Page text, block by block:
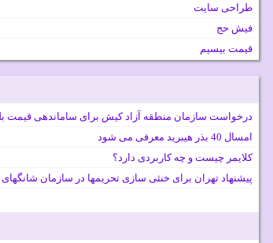
طراحی سایت
فیش حج
قیمت بیسیم
درخواست سازمان منطقه آزاد کیش برای ساماندهی قیمت
امسال 40 بذر هیبرید معرفی می شود
کلایمر چیست و چه کاربردی دارد؟
پیشنهاد تهران برای خنثی سازی تحریمها در سازمان شانگهای